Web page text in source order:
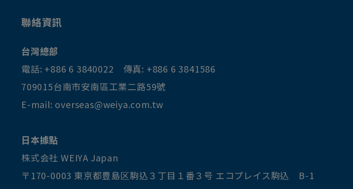
聯絡資訊
台灣總部
電話: +886 6 3840022 傳真: +886 6 3841586
709015台南市安南區工業二路59號
E-mail: overseas@weiya.com.tw
日本據點
株式会社 WEIYA Japan
〒170-0003 東京都豊島区駒込３丁目１番３号 エコプレイス駒込 B-1